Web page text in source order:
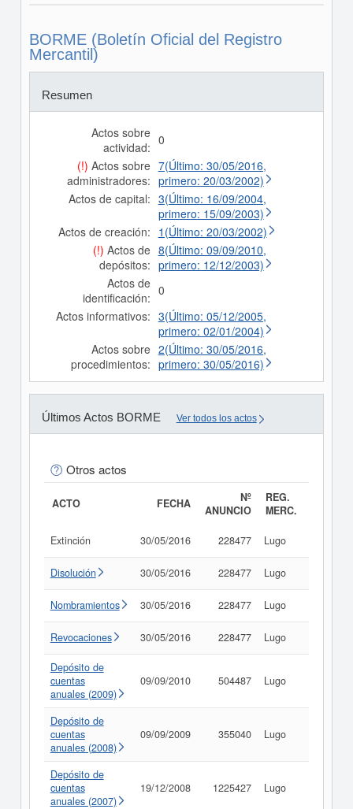
BORME (Boletín Oficial del Registro
Mercantil)
Resumen
Actos sobre
actividad: 0
(!) Actos sobre
administradores:
7(Último: 30/05/2016,
primero: 20/03/2002)
Actos de capital: 3(Último: 16/09/2004,
primero: 15/09/2003)
Actos de creación: 1(Último: 20/03/2002)
(!) Actos de
depósitos:
8(Último: 09/09/2010,
primero: 12/12/2003)
Actos de
identificación: 0
Actos informativos: 3(Último: 05/12/2005,
primero: 02/01/2004)
Actos sobre
procedimientos:
2(Último: 30/05/2016,
primero: 30/05/2016)
Últimos Actos BORME Ver todos los actos
Otros actos
ACTO FECHA
Nº
ANUNCIO
REG.
MERC.
Extinción 30/05/2016 228477 Lugo
Disolución 30/05/2016 228477 Lugo
Nombramientos 30/05/2016 228477 Lugo
Revocaciones 30/05/2016 228477 Lugo
Depósito de
cuentas
anuales (2009)
09/09/2010 504487 Lugo
Depósito de
cuentas
anuales (2008)
09/09/2009 355040 Lugo
Depósito de
cuentas
anuales (2007)
19/12/2008 1225427 Lugo